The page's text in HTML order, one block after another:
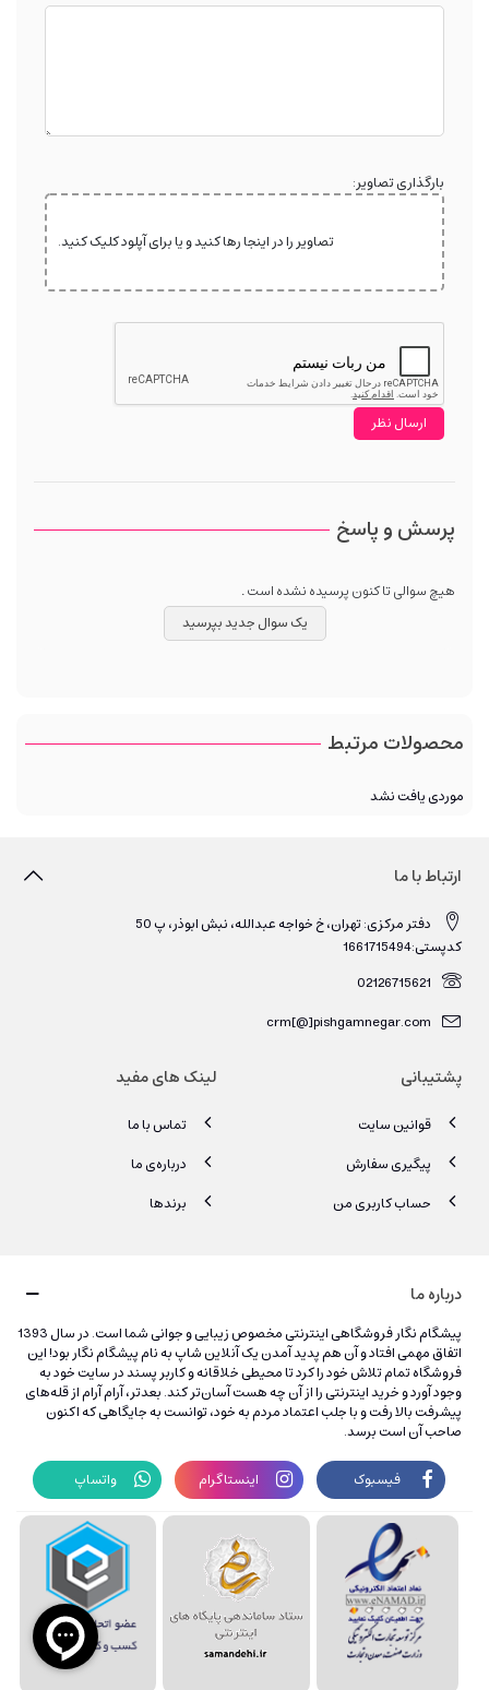
بارگذاری تصاویر:
تصاویر را در اینجا رها کنید و یا برای آپلود کلیک کنید.
پرسش و پاسخ
هیچ سوالی تا کنون پرسیده نشده است .
یک سوال جدید بپرسید
محصولات مرتبط
موردی یافت نشد
ارتباط با ما
دفتر مرکزی: تهران، خ خواجه عبدالله، نبش ابوذر، پ 50
کدپستی:1661715494
02126715621
crm[@]pishgamnegar.com
پشتیبانی
قوانین سایت
پیگیری سفارش
حساب کاربری من
لینک های مفید
تماس با ما
درباره‌ی ما
برندها
درباره ما
پیشگام نگار فروشگاهی اینترنتی مخصوص زیبایی و جوانی شما است. در سال 1393
اتفاق مهمی افتاد و آن هم پدید آمدن یک آنلاین شاپ به نام پیشگام نگار بود! این
فروشگاه تمام تلاش خود را کرد تا محیطی خلاقانه و کاربر پسند در سایت خود به
وجود آورد و خرید اینترنتی را از آن چه هست آسان‌تر کند. بعدتر، آرام آرام از قله‌های
پیشرفت بالا رفت و با جلب اعتماد مردم به خود، توانست به جایگاهی که اکنون
صاحب آن است برسد.
فیسبوک اینستاگرام واتساپ